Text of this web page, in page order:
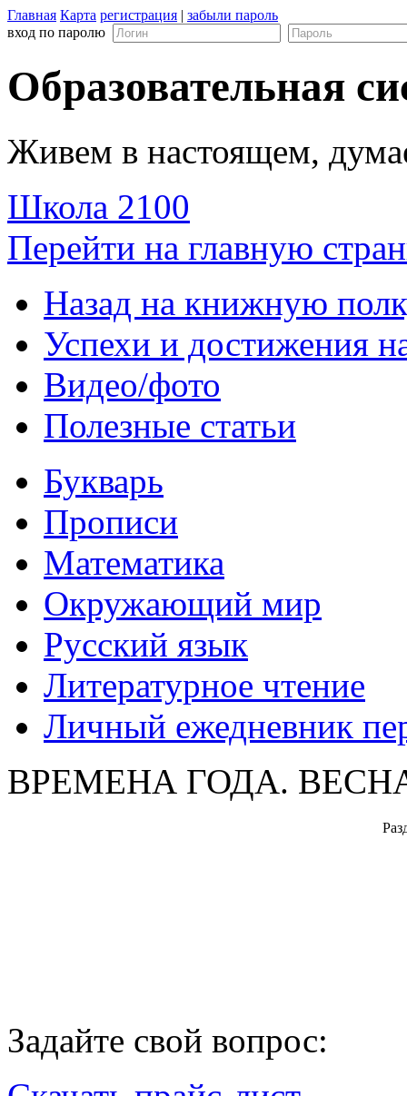
Главная Карта регистрация | забыли пароль
вход по паролю
Образовательная
Живем в настоящем,
Школа 2100
Перейти на главную
Назад на книжную
Успехи и достижения
Видео/фото
Полезные статьи
Букварь
Прописи
Математика
Окружающий мир
Русский язык
Литературное чтение
Личный ежедневник
ВРЕМЕНА ГОДА.
Задайте свой вопрос: